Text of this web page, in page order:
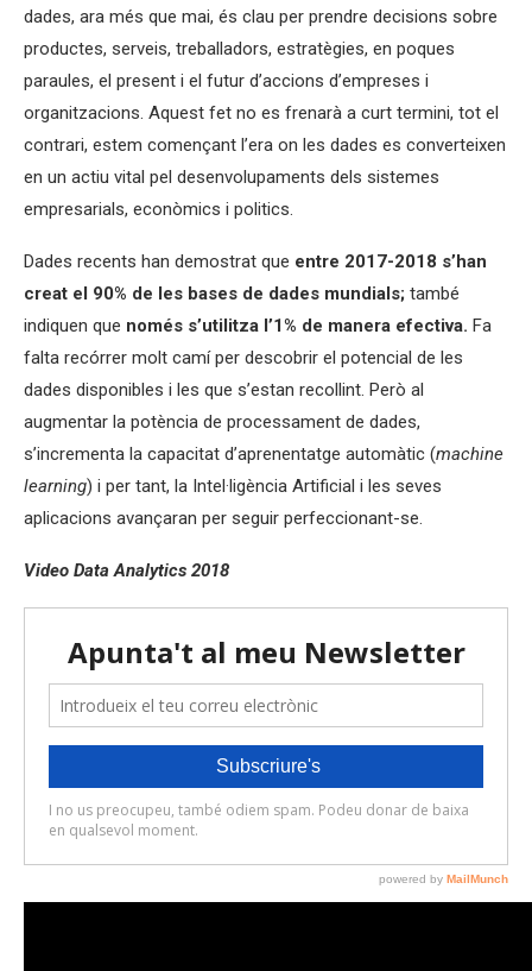
dades, ara més que mai, és clau per prendre decisions sobre
productes, serveis, treballadors, estratègies, en poques
paraules, el present i el futur d’accions d’empreses i
organitzacions. Aquest fet no es frenarà a curt termini, tot el
contrari, estem començant l’era on les dades es converteixen
en un actiu vital pel desenvolupaments dels sistemes
empresarials, econòmics i politics.
Dades recents han demostrat que entre 2017-2018 s’han
creat el 90% de les bases de dades mundials; també
indiquen que només s’utilitza l’1% de manera efectiva. Fa
falta recórrer molt camí per descobrir el potencial de les
dades disponibles i les que s’estan recollint. Però al
augmentar la potència de processament de dades,
s’incrementa la capacitat d’aprenentatge automàtic (machine
learning) i per tant, la Intel·ligència Artificial i les seves
aplicacions avançaran per seguir perfeccionant-se.
Video Data Analytics 2018